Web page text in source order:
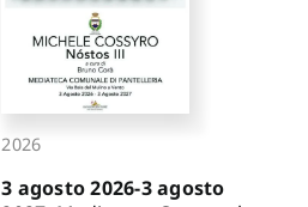
2026
3 agosto 2026-3 agosto